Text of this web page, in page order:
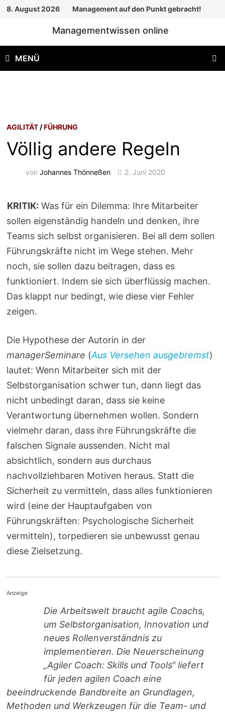
Zum
8. August 2026 Management auf den Punkt gebracht!
Managementwissen online
MENÜ
AGILITÄT /FÜHRUNG
Völlig andere Regeln
vonJohannes Thönneßen 2. Juni 2020
KRITIK: Was für ein Dilemma: Ihre Mitarbeiter
sollen eigenständig handeln und denken, ihre
Teams sich selbst organisieren. Bei all dem sollen
Führungskräfte nicht im Wege stehen. Mehr
noch, sie sollen dazu beitragen, dass es
funktioniert. Indem sie sich überflüssig machen.
Das klappt nur bedingt, wie diese vier Fehler
zeigen.
Die Hypothese der Autorin in der
managerSeminare (Aus Versehen ausgebremst)
lautet: Wenn Mitarbeiter sich mit der
Selbstorganisation schwer tun, dann liegt das
nicht unbedingt daran, dass sie keine
Verantwortung übernehmen wollen. Sondern
vielmehr daran, dass ihre Führungskräfte die
falschen Signale aussenden. Nicht mal
absichtlich, sondern aus durchaus
nachvollziehbaren Motiven heraus. Statt die
Sicherheit zu vermitteln, dass alles funktionieren
wird (eine der Hauptaufgaben von
Führungskräften: Psychologische Sicherheit
vermitteln), torpedieren sie unbewusst genau
diese Zielsetzung.
Anzeige:
Die Arbeitswelt braucht agile Coachs,
um Selbstorganisation, Innovation und
neues Rollenverständnis zu
implementieren. Die Neuerscheinung
„Agiler Coach: Skills und Tools“ liefert
für jeden agilen Coach eine
beeindruckende Bandbreite an Grundlagen,
Methoden und Werkzeugen für die Team- und